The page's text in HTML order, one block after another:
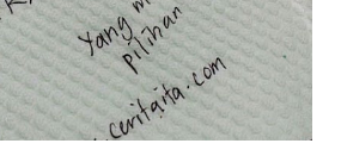
pimpin kakak husna... yang abg
terserah pada shah la pulak.. tapi
nak ummi pimpin... ajer rebeh